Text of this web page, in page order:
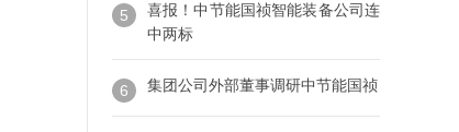
5
喜报！中节能国祯智能装备公司连
中两标
6 集团公司外部董事调研中节能国祯